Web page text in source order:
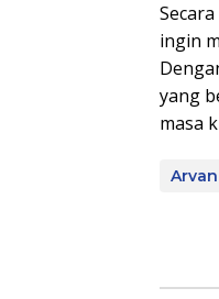
ingin
yang
masa